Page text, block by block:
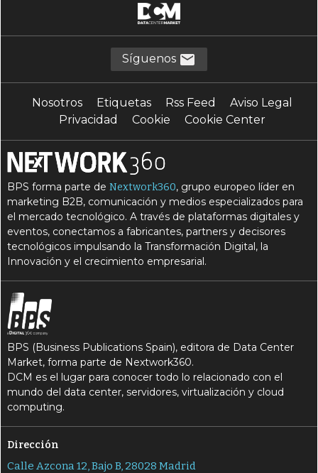
Síguenos
Nosotros Etiquetas Rss Feed
Aviso Legal
Privacidad
Cookie Cookie Center
BPS forma parte deNextwork360, grupo europeo líder en
marketing B2B, comunicación y medios especializados para
el mercado tecnológico. A través de plataformas digitales y
eventos, conectamos a fabricantes, partners y decisores
tecnológicos impulsando la Transformación Digital, la
Innovación y el crecimiento empresarial.
BPS (Business Publications Spain), editora de Data Center
Market, forma parte de Nextwork360.
DCM es el lugar para conocer todo lo relacionado con el
mundo del data center, servidores, virtualización y cloud
computing.
Dirección
Calle Azcona 12, Bajo B, 28028 Madrid